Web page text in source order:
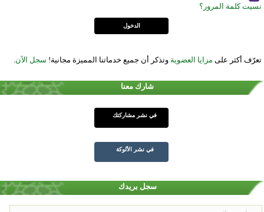
نسيت كلمة المرور؟
تعرّف أكثر على مزايا العضوية وتذكر أن جميع خدماتنا المميزة مجانية! سجل الآن
شارك معنا
في نشر مشاركتك
في نشر الألوكة
سجل بريدك